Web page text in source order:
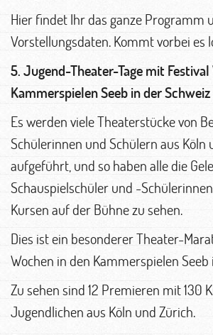
Hier findet Ihr das ganze Programm
Vorstellungsdaten. Kommt vorbei es
5. Jugend-Theater-Tage mit
Kammerspielen Seeb in der Schweiz
Es werden viele Theaterstücke von
Schülerinnen und Schülern aus Köln
aufgeführt, und so haben alle die
Schauspielschüler und -
Kursen auf der Bühne zu sehen.
Dies ist ein besonderer Theater-
Wochen in den Kammerspielen
Zu sehen sind 12 Premieren mit 130
Jugendlichen aus Köln und Zürich.